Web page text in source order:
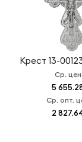
Крест 13-
Ср.
5
Ср. опт.
2